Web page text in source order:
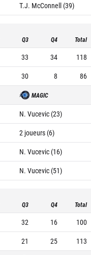
T.J. McConnell (39)
Q3 Q4 Total
33 34
118
30 8 86
MAGIC
N. Vucevic (23)
2 joueurs (6)
N. Vucevic (16)
N. Vucevic (51)
Q3 Q4 Total
32 16
100
21 25 113